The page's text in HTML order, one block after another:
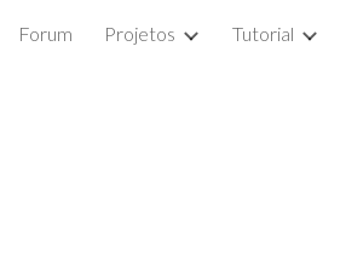
Forum Projetos Tutorial